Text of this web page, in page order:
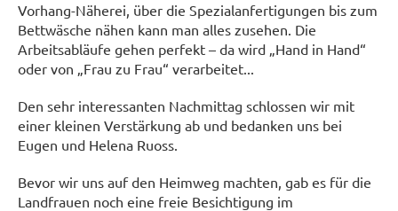
Vorhang-Näherei, über die Spezialanfertigungen bis zum
Bettwäsche nähen kann man alles zusehen. Die
Arbeitsabläufe gehen perfekt – da wird „Hand in Hand“
oder von „Frau zu Frau“ verarbeitet...
Den sehr interessanten Nachmittag schlossen wir mit
einer kleinen Verstärkung ab und bedanken uns bei
Eugen und Helena Ruoss.
Bevor wir uns auf den Heimweg machten, gab es für die
Landfrauen noch eine freie Besichtigung im